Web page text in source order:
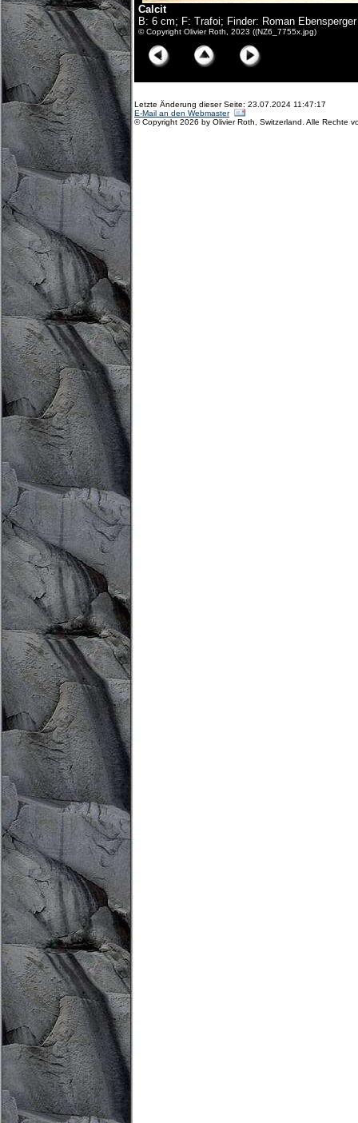
Calcit
B: 6 cm; F: Trafoi; Finder: Roman Ebensperger
© Copyright Olivier Roth, 2023 ((NZ6_7755x.jpg)
Letzte Änderung dieser Seite: 23.07.2024 11:47:17
E-Mail an den Webmaster
© Copyright 2026 by Olivier Roth, Switzerland. Alle Rechte